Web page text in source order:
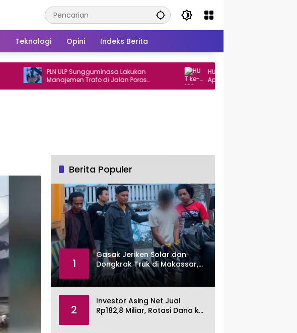
Teknologi Opini Indeks Berita
PLN ULP Sungguminasa Lakukan
Manajemen Trafo di Jalan Poros
Pattallassang Jelang HUT ke-81 RI
HUT ke-102 PDAM Makassar, Wali Kota
Appi Apresiasi Komitmen Tingkatkan
Pelayanan Air Bersih
Berita Populer
1
Gasak Jeriken Solar dan
Dongkrak Truk di Makassar,
Pemuda Dibekuk Polisi
2
Investor Asing Net Jual
Rp182,8 Miliar, Rotasi Dana ke